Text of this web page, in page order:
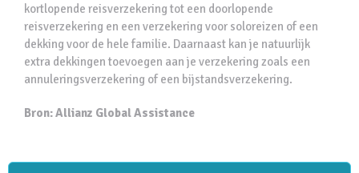
kortlopende reisverzekering tot een doorlopende
reisverzekering en een verzekering voor soloreizen of een
dekking voor de hele familie. Daarnaast kan je natuurlijk
extra dekkingen toevoegen aan je verzekering zoals een
annuleringsverzekering of een bijstandsverzekering.
Bron: Allianz Global Assistance